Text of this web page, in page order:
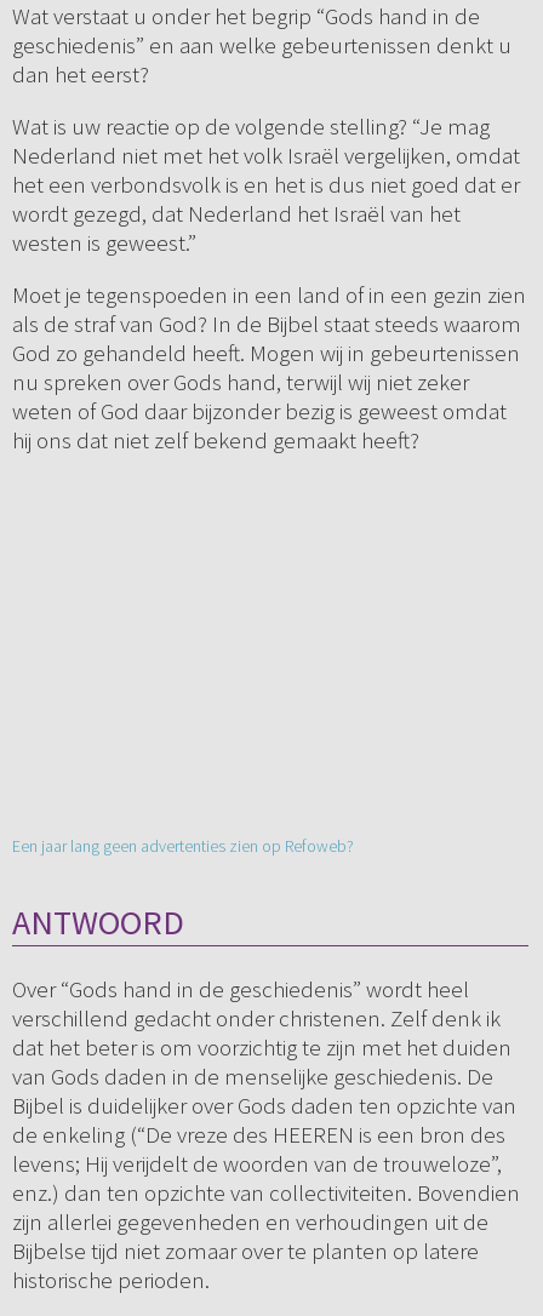
Wat verstaat u onder het begrip “Gods hand in de
geschiedenis” en aan welke gebeurtenissen denkt u
dan het eerst?
Wat is uw reactie op de volgende stelling? “Je mag
Nederland niet met het volk Israël vergelijken, omdat
het een verbondsvolk is en het is dus niet goed dat er
wordt gezegd, dat Nederland het Israël van het
westen is geweest.”
Moet je tegenspoeden in een land of in een gezin zien
als de straf van God? In de Bijbel staat steeds waarom
God zo gehandeld heeft. Mogen wij in gebeurtenissen
nu spreken over Gods hand, terwijl wij niet zeker
weten of God daar bijzonder bezig is geweest omdat
hij ons dat niet zelf bekend gemaakt heeft?
Een jaar lang geen advertenties zien op Refoweb?
ANTWOORD
Over “Gods hand in de geschiedenis” wordt heel
verschillend gedacht onder christenen. Zelf denk ik
dat het beter is om voorzichtig te zijn met het duiden
van Gods daden in de menselijke geschiedenis. De
Bijbel is duidelijker over Gods daden ten opzichte van
de enkeling (“De vreze des HEEREN is een bron des
levens; Hij verijdelt de woorden van de trouweloze”,
enz.) dan ten opzichte van collectiviteiten. Bovendien
zijn allerlei gegevenheden en verhoudingen uit de
Bijbelse tijd niet zomaar over te planten op latere
historische perioden.